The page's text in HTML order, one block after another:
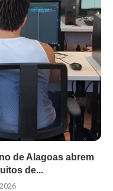
de Alagoas abrem
de...